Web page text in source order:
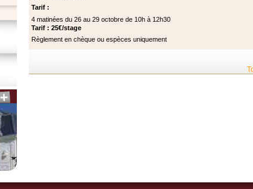
Tarif :
4 matinées du 26 au 29 octobre de 10h à 12h30
Tarif : 25€/stage
Règlement en chèque ou espèces uniquement